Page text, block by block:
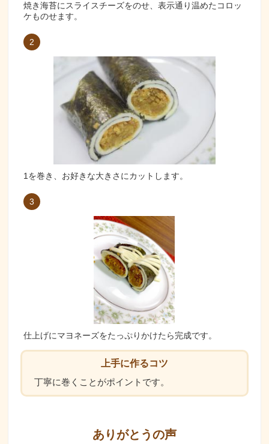
焼き海苔にスライスチーズをのせ、表示通り温めたコロッ
ケものせます。
2
1を巻き、お好きな大きさにカットします。
3
仕上げにマヨネーズをたっぷりかけたら完成です。
上手に作るコツ
丁寧に巻くことがポイントです。
ありがとうの声